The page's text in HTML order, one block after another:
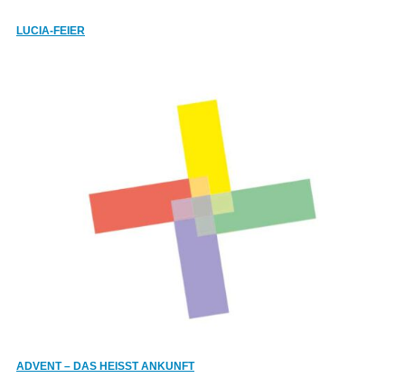
LUCIA-FEIER
ADVENT – DAS HEISST ANKUNFT